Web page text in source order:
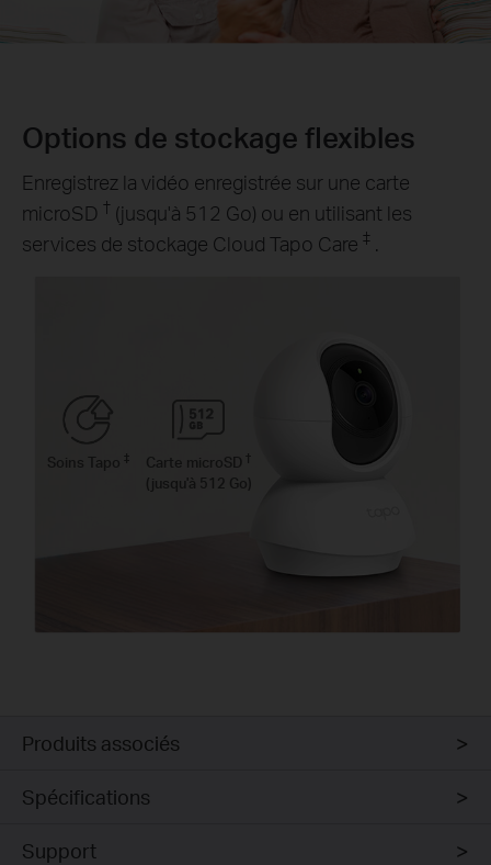
Options de stockage flexibles
Enregistrez la vidéo enregistrée sur une carte
microSD † (jusqu'à 512 Go) ou en utilisant les
services de stockage Cloud Tapo Care ‡ .
Soins Tapo ‡ Carte microSD †
(jusqu'à 512 Go)
Produits associés
Spécifications
Support